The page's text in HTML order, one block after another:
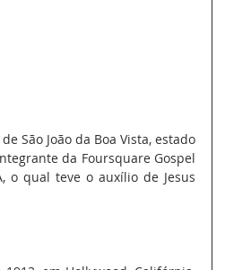
da Foursquare Gospel
o qual teve o auxílio de Jesus